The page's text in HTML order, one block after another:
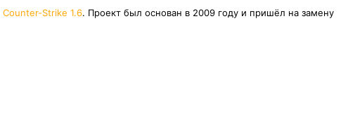
Counter-Strike 1.6. Проект был основан в 2009 году и пришёл на замену